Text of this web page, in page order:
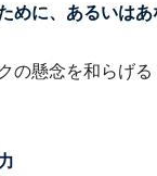
めに、あるいは
の懸念を和らげる